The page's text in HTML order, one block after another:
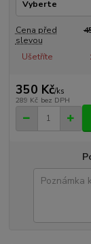
Cena před
slevou
Ušetříte
350 Kč/ks
289 Kč bez DPH